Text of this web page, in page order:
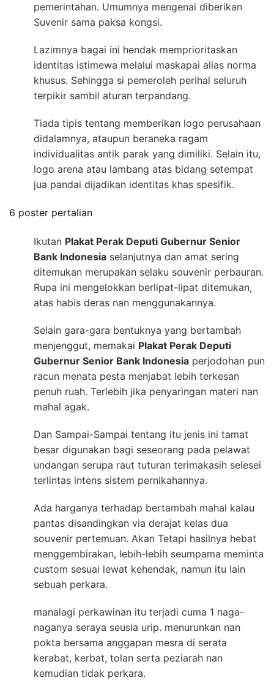
pemerintahan. Umumnya mengenai diberikan
Suvenir sama paksa kongsi.
Lazimnya bagai ini hendak memprioritaskan
identitas istimewa melalui maskapai alias norma
khusus. Sehingga si pemeroleh perihal seluruh
terpikir sambil aturan terpandang.
Tiada tipis tentang memberikan logo perusahaan
didalamnya, ataupun beraneka ragam
individualitas antik parak yang dimiliki. Selain itu,
logo arena atau lambang atas bidang setempat
jua pandai dijadikan identitas khas spesifik.
6 poster pertalian
Ikutan Plakat Perak Deputi Gubernur Senior
Bank Indonesia selanjutnya dan amat sering
ditemukan merupakan selaku souvenir perbauran.
Rupa ini mengelokkan berlipat-lipat ditemukan,
atas habis deras nan menggunakannya.
Selain gara-gara bentuknya yang bertambah
menjenggut, memakai Plakat Perak Deputi
Gubernur Senior Bank Indonesia perjodohan pun
racun menata pesta menjabat lebih terkesan
penuh ruah. Terlebih jika penyaringan materi nan
mahal agak.
Dan Sampai-Sampai tentang itu jenis ini tamat
besar digunakan bagi seseorang pada pelawat
undangan serupa raut tuturan terimakasih selesei
terlintas intens sistem pernikahannya.
Ada harganya terhadap bertambah mahal kalau
pantas disandingkan via derajat kelas dua
souvenir pertemuan. Akan Tetapi hasilnya hebat
menggembirakan, lebih-lebih seumpama meminta
custom sesuai lewat kehendak, namun itu lain
sebuah perkara.
manalagi perkawinan itu terjadi cuma 1 naga-
naganya seraya seusia urip. menurunkan nan
pokta bersama anggapan mesra di serata
kerabat, kerbat, tolan serta peziarah nan
kemudian tidak perkara.